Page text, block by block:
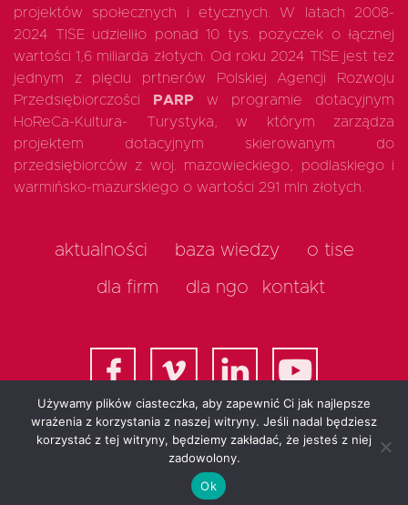
projektów społecznych i etycznych. W latach 2008-
2024 TISE udzieliło ponad 10 tys. pożyczek o łącznej
wartości 1,6 miliarda złotych. Od roku 2024 TISE jest też
jednym z pięciu prtnerów Polskiej Agencji Rozwoju
Przedsiębiorczości
PARP w programie dotacyjnym
HoReCa-Kultura- Turystyka, w którym zarządza
projektem dotacyjnym skierowanym do
przedsiębiorców z woj. mazowieckiego, podlaskiego i
warmińsko-mazurskiego o wartości 291 mln złotych.
aktualności baza wiedzy o tise
dla firm dla ngo kontakt
All rights reserved 2025
Używamy plików ciasteczka, aby zapewnić Ci jak najlepsze
wrażenia z korzystania z naszej witryny. Jeśli nadal będziesz
korzystać z tej witryny, będziemy zakładać, że jesteś z niej
zadowolony.
Ok